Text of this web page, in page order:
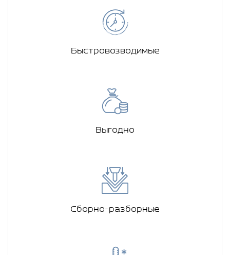
Быстровозводимые
Выгодно
Сборно-разборные